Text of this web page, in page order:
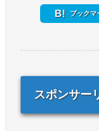
ブックマ
スポンサー